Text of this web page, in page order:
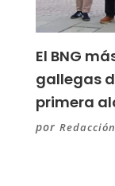
El BNG
gallegas
primera
por Redacción